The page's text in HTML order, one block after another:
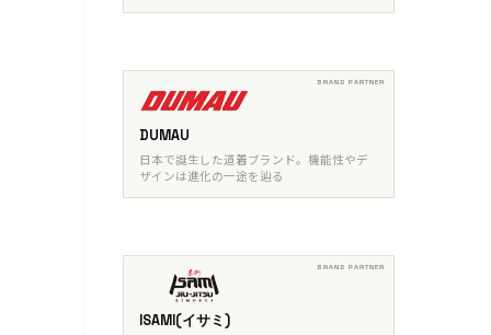
DUMAU
日本で誕生した道着ブランド。機能性やデ
ザインは進化の一途を辿る
ISAMI(イサミ)